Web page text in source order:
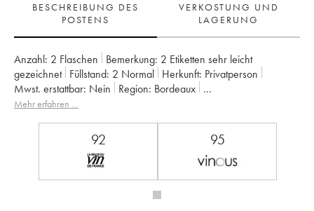
BESCHREIBUNG DES
POSTENS
VERKOSTUNG UND
LAGERUNG
Anzahl: 2 Flaschen Bemerkung: 2 Etiketten sehr leicht
gezeichnet Füllstand: 2 Normal Herkunft:
privatperson
Mwst. erstattbar:
nein Region:
Bordeaux
Appellation: Saint-Julien
Mehr erfahren …
92 95